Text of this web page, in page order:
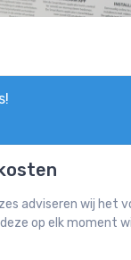
adviseren wij het
op elk moment